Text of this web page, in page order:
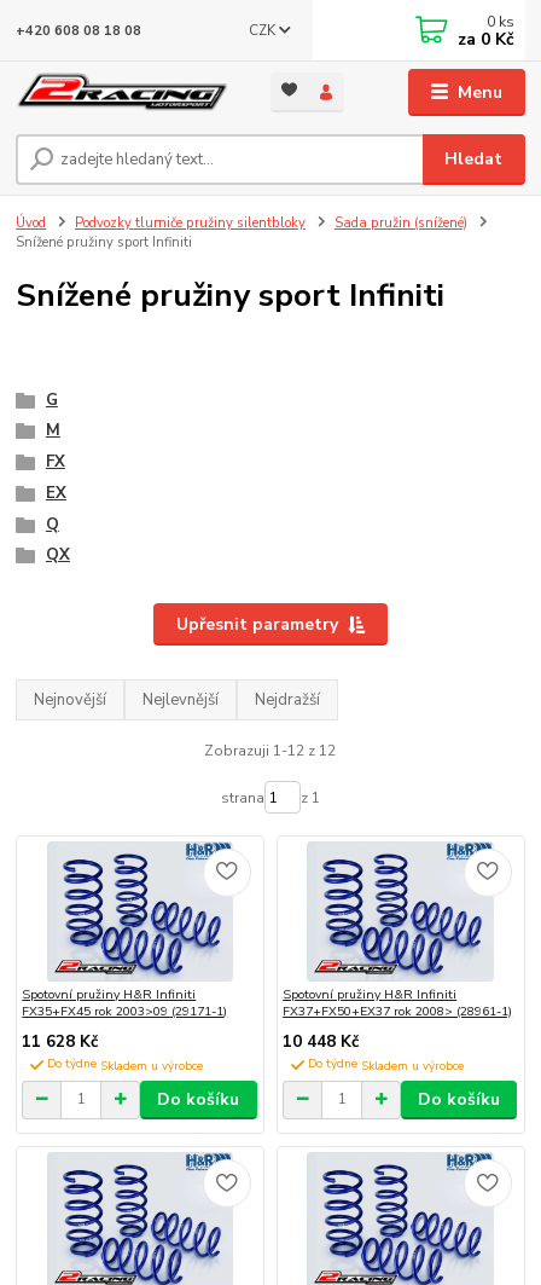
Menu
CZK
Hledat
+420 608 08 18 08 0 ks
za 0 Kč
Úvod Podvozky tlumiče pružiny silentbloky
Sada pružin (snížené)
Snížené pružiny sport Infiniti
Snížené pružiny sport Infiniti
G
M
FX
EX
Q
QX
Upřesnit parametry
Nejnovější Nejlevnější Nejdražší
Zobrazuji 1-12 z 12
strana z 1
Spotovní pružiny H&R Infiniti
FX35+FX45 rok 2003>09 (29171-1)
11 628 Kč
Do týdne
Do košíku
Spotovní pružiny H&R Infiniti
FX37+FX50+EX37 rok 2008> (28961-1)
10 448 Kč
Do týdne
Do košíku